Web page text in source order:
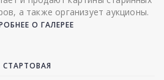
а также организует аукционы.
О ГАЛЕРЕЕ
СТАРТОВАЯ